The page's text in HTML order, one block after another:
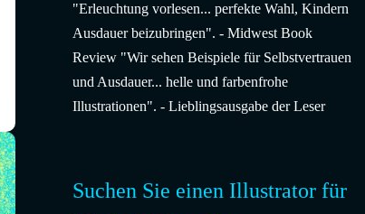
"Erleuchtung vorlesen... perfekte Wahl, Kindern
Ausdauer beizubringen". - Midwest Book
Review "Wir sehen Beispiele für Selbstvertrauen
und Ausdauer... helle und farbenfrohe
Illustrationen". - Lieblingsausgabe der Leser
Suchen Sie einen Illustrator für